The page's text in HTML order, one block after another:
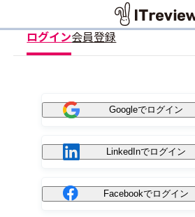
ログイン会員登録
Googleでログイン
LinkedInでログイン
Facebookでログイン